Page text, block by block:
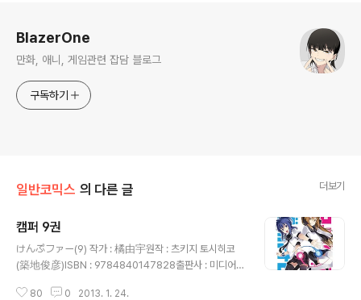
BlazerOne
만화, 애니, 게임관련 잡담 블로그
구독하기
일반코믹스 의 다른 글 더보기
캠퍼 9권
けんぷファー(9) 작가 : 橘由宇원작 : 츠키지 토시히코
(築地俊彦)ISBN : 9784840147828출판사 : 미디어팩
80 0 2013. 1. 24.